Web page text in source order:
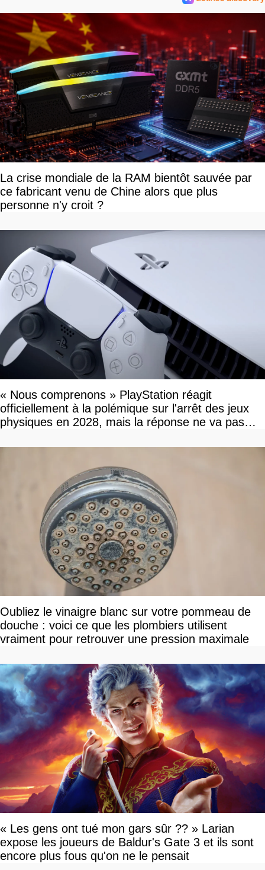
La crise mondiale de la RAM bientôt sauvée par
ce fabricant venu de Chine alors que plus
personne n'y croit ?
« Nous comprenons » PlayStation réagit
officiellement à la polémique sur l'arrêt des jeux
physiques en 2028, mais la réponse ne va pas
Oubliez le vinaigre blanc sur votre pommeau de
douche : voici ce que les plombiers utilisent
vraiment pour retrouver une pression maximale
« Les gens ont tué mon gars sûr ?? » Larian
expose les joueurs de Baldur's Gate 3 et ils sont
encore plus fous qu'on ne le pensait